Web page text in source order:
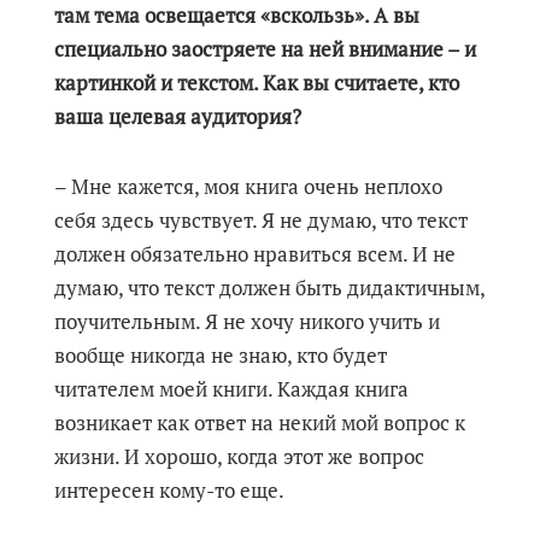
там тема освещается «вскользь». А вы
специально заостряете на ней внимание – и
картинкой и текстом. Как вы считаете, кто
ваша целевая аудитория?
– Мне кажется, моя книга очень неплохо
себя здесь чувствует. Я не думаю, что текст
должен обязательно нравиться всем. И не
думаю, что текст должен быть дидактичным,
поучительным. Я не хочу никого учить и
вообще никогда не знаю, кто будет
читателем моей книги. Каждая книга
возникает как ответ на некий мой вопрос к
жизни. И хорошо, когда этот же вопрос
интересен кому-то еще.